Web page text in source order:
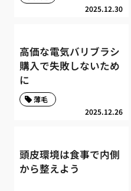
2025.12.30
高価な電気バリブラシ
購入で失敗しないため
に
2025.12.26
薄毛
頭皮環境は食事で内側
から整えよう